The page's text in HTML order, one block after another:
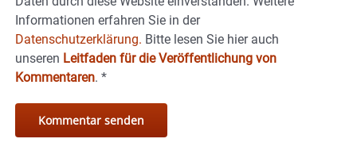
Informationen erfahren Sie in der
Datenschutzerklärung. Bitte lesen Sie hier auch
unseren Leitfaden für die Veröffentlichung von
Kommentaren. *